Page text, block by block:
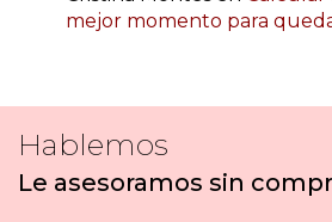
mejor momento para
Hablemos
Le asesoramos sin